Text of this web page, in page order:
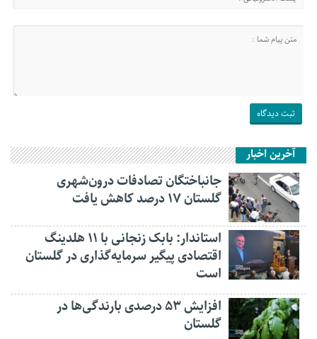
آخرین اخبار
جانباختگان تصادفات درون‌شهری
گلستان ۱۷ درصد کاهش یافت
استاندار: بابک زنجانی با ۱۱ هلدینگ
اقتصادی پیگیر سرمایه‌گذاری در گلستان
است
افزایش ۵۳ درصدی بارندگی‌ها در
گلستان